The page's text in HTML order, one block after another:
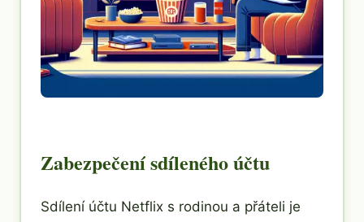
Zabezpečení sdíleného účtu
Sdílení účtu Netflix s rodinou a přáteli je